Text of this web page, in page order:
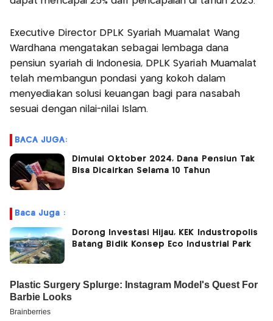
Executive Director DPLK Syariah Muamalat Wang
Wardhana mengatakan sebagai lembaga dana
pensiun syariah di Indonesia, DPLK Syariah Muamalat
telah membangun pondasi yang kokoh dalam
menyediakan solusi keuangan bagi para nasabah
sesuai dengan nilai-nilai Islam.
BACA JUGA:
Dimulai Oktober 2024, Dana Pensiun Tak
Bisa Dicairkan Selama 10 Tahun
Baca Juga :
Dorong Investasi Hijau, KEK Industropolis
Batang Bidik Konsep Eco Industrial Park